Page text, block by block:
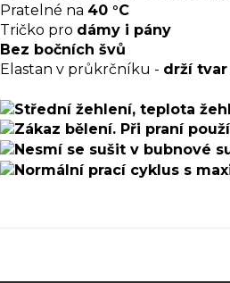
Pratelné na 40 °C
Tričko pro dámy i pány
Bez bočních švů
Elastan v průkrčníku - drží tvar